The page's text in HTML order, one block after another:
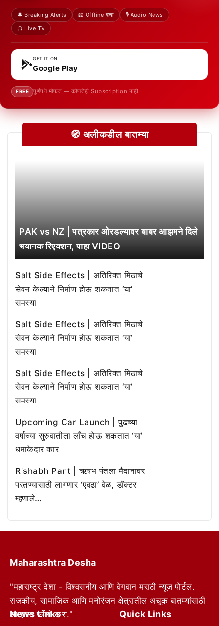
🔔 Breaking Alerts 📖 Offline वाचा
🎙️ Audio News
📺 Live TV
GET IT ON
Google Play
FREE पूर्णपणे मोफत — कोणतेही Subscription नाही
🧭 अलीकडील बातम्या
PAK vs NZ | पत्रकार ओरडल्यावर बाबर आझमने दिले
भयानक रिएक्शन, पाहा VIDEO
Salt Side Effects | अतिरिक्त मिठाचे
सेवन केल्याने निर्माण होऊ शकतात ‘या’
समस्या
Salt Side Effects | अतिरिक्त मिठाचे
सेवन केल्याने निर्माण होऊ शकतात ‘या’
समस्या
Salt Side Effects | अतिरिक्त मिठाचे
सेवन केल्याने निर्माण होऊ शकतात ‘या’
समस्या
Upcoming Car Launch | पुढच्या
वर्षाच्या सुरुवातीला लाँच होऊ शकतात ‘या’
धमाकेदार कार
Rishabh Pant | ऋषभ पंतला मैदानावर
परतण्यासाठी लागणार ‘एवढा’ वेळ, डॉक्टर
म्हणाले…
Maharashtra Desha
"महाराष्ट्र देशा - विश्वसनीय आणि वेगवान मराठी न्यूज पोर्टल.
राजकीय, सामाजिक आणि मनोरंजन क्षेत्रातील अचूक बातम्यांसाठी
आम्हाला फॉलो करा."
News Links Quick Links